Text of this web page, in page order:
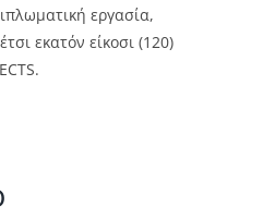
εργασία,
εκατόν είκοσι (120)
ECTS.